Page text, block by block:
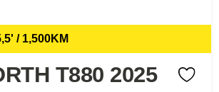
/ 1,500KM
T880 2025